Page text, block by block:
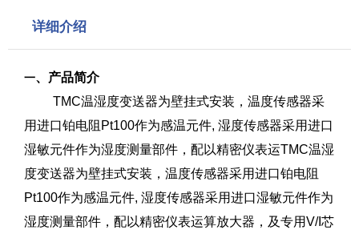
详细介绍
一、产品简介
TMC温湿度变送器为壁挂式安装，温度传感器采
用进口铂电阻Pt100作为感温元件, 湿度传感器采用进口
湿敏元件作为湿度测量部件，配以精密仪表运TMC温湿
度变送器为壁挂式安装，温度传感器采用进口铂电阻
Pt100作为感温元件, 湿度传感器采用进口湿敏元件作为
湿度测量部件，配以精密仪表运算放大器，及专用V/I芯